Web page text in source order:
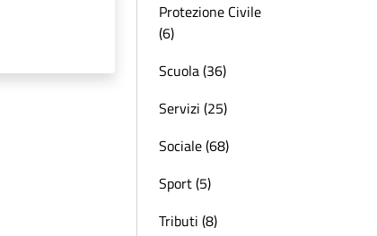
Protezione Civile
(6)
Scuola (36)
Servizi (25)
Sociale (68)
Sport (5)
Tributi (8)